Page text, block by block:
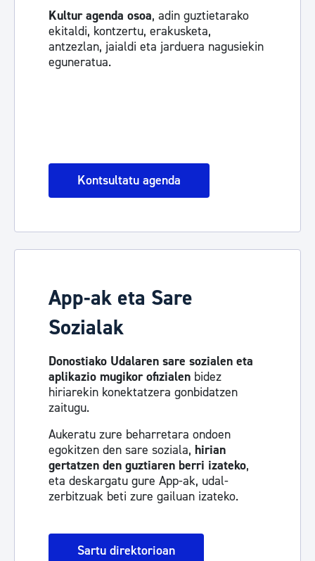
Kultur agenda osoa, adin guztietarako
ekitaldi, kontzertu, erakusketa,
antzezlan, jaialdi eta jarduera nagusiekin
eguneratua.
Kontsultatu agenda
App-ak eta Sare
Sozialak
Donostiako Udalaren sare sozialen eta
aplikazio mugikor ofizialen bidez
hiriarekin konektatzera gonbidatzen
zaitugu.
Aukeratu zure beharretara ondoen
egokitzen den sare soziala, hirian
gertatzen den guztiaren berri izateko,
eta deskargatu gure App-ak, udal-
zerbitzuak beti zure gailuan izateko.
Sartu direktorioan